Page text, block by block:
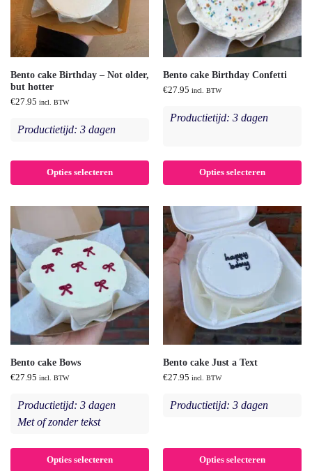
Bento cake Birthday – Not older,
but hotter
€27.95 incl. BTW
Productietijd: 3 dagen
Opties selecteren
Bento cake Birthday Confetti
€27.95 incl. BTW
Productietijd: 3 dagen
Opties selecteren
Bento cake Bows
€27.95 incl. BTW
Productietijd: 3 dagen
Met of zonder tekst
Opties selecteren
Bento cake Just a Text
€27.95 incl. BTW
Productietijd: 3 dagen
Opties selecteren